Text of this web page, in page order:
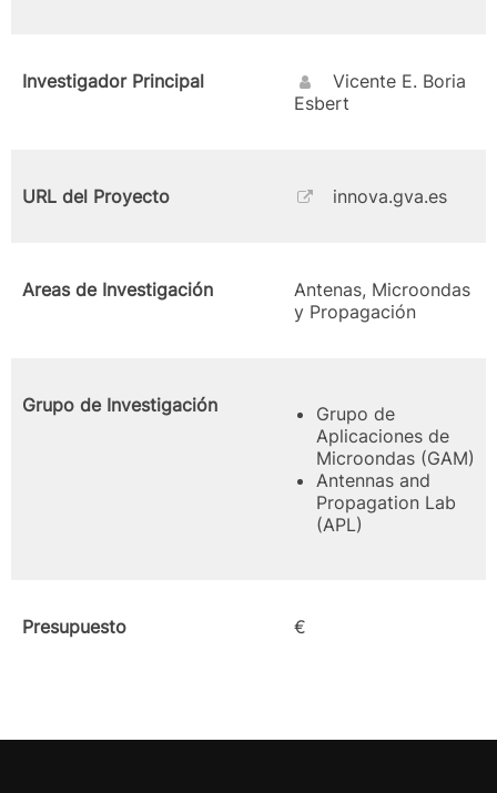
Investigador Principal
Vicente E. Boria
Esbert
URL del Proyecto innova.gva.es
Areas de Investigación
Antenas, Microondas
y Propagación
Grupo de Investigación
Grupo de
Aplicaciones de
Microondas (GAM)
Antennas and
Propagation Lab
(APL)
Presupuesto €